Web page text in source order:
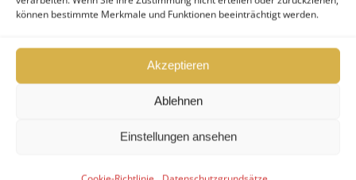
können bestimmte Merkmale und Funktionen beeinträchtigt werden.
Akzeptieren
Ablehnen
Einstellungen ansehen
Firma